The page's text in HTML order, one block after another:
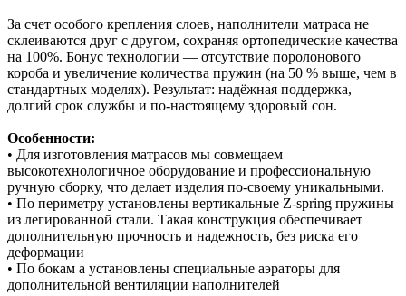
За счет особого крепления слоев, наполнители матраса не
склеиваются друг с другом, сохраняя ортопедические качества
на 100%. Бонус технологии — отсутствие поролонового
короба и увеличение количества пружин (на 50 % выше, чем в
стандартных моделях). Результат: надёжная поддержка,
долгий срок службы и по‑настоящему здоровый сон.
Особенности:
• Для изготовления матрасов мы совмещаем
высокотехнологичное оборудование и профессиональную
ручную сборку, что делает изделия по-своему уникальными.
• По периметру установлены вертикальные Z-spring пружины
из легированной стали. Такая конструкция обеспечивает
дополнительную прочность и надежность, без риска его
деформации
• По бокам а установлены специальные аэраторы для
дополнительной вентиляции наполнителей